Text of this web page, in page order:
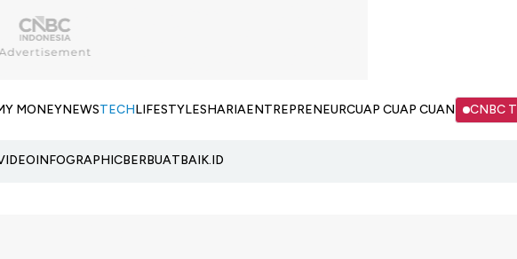
MONEYNEWSTECHLIFESTYLESHARIAENTREPRENEURCUAP CUAP CUAN CNBC
INFOGRAPHICBERBUATBAIK.ID